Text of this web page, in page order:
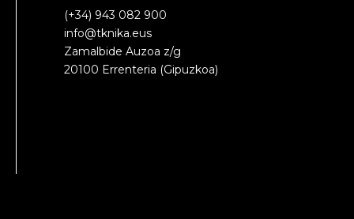
(+34) 943 082 900
info@tknika.eus
Zamalbide Auzoa z/g
20100 Errenteria (Gipuzkoa)